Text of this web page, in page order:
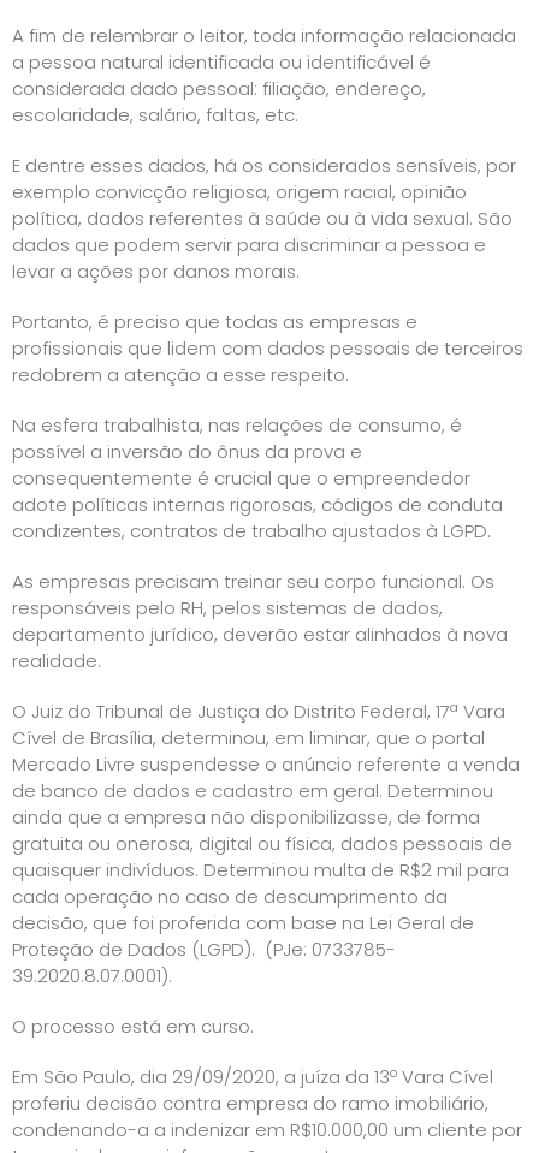
A fim de relembrar o leitor, toda informação relacionada
a pessoa natural identificada ou identificável é
considerada dado pessoal: filiação, endereço,
escolaridade, salário, faltas, etc.
E dentre esses dados, há os considerados sensíveis, por
exemplo convicção religiosa, origem racial, opinião
política, dados referentes à saúde ou à vida sexual. São
dados que podem servir para discriminar a pessoa e
levar a ações por danos morais.
Portanto, é preciso que todas as empresas e
profissionais que lidem com dados pessoais de terceiros
redobrem a atenção a esse respeito.
Na esfera trabalhista, nas relações de consumo, é
possível a inversão do ônus da prova e
consequentemente é crucial que o empreendedor
adote políticas internas rigorosas, códigos de conduta
condizentes, contratos de trabalho ajustados à LGPD.
As empresas precisam treinar seu corpo funcional. Os
responsáveis pelo RH, pelos sistemas de dados,
departamento jurídico, deverão estar alinhados à nova
realidade.
O Juiz do Tribunal de Justiça do Distrito Federal, 17ª Vara
Cível de Brasília, determinou, em liminar, que o portal
Mercado Livre suspendesse o anúncio referente a venda
de banco de dados e cadastro em geral. Determinou
ainda que a empresa não disponibilizasse, de forma
gratuita ou onerosa, digital ou física, dados pessoais de
quaisquer indivíduos. Determinou multa de R$2 mil para
cada operação no caso de descumprimento da
decisão, que foi proferida com base na Lei Geral de
Proteção de Dados (LGPD). (PJe: 0733785-
39.2020.8.07.0001).
O processo está em curso.
Em São Paulo, dia 29/09/2020, a juíza da 13º Vara Cível
proferiu decisão contra empresa do ramo imobiliário,
condenando-a a indenizar em R$10.000,00 um cliente por